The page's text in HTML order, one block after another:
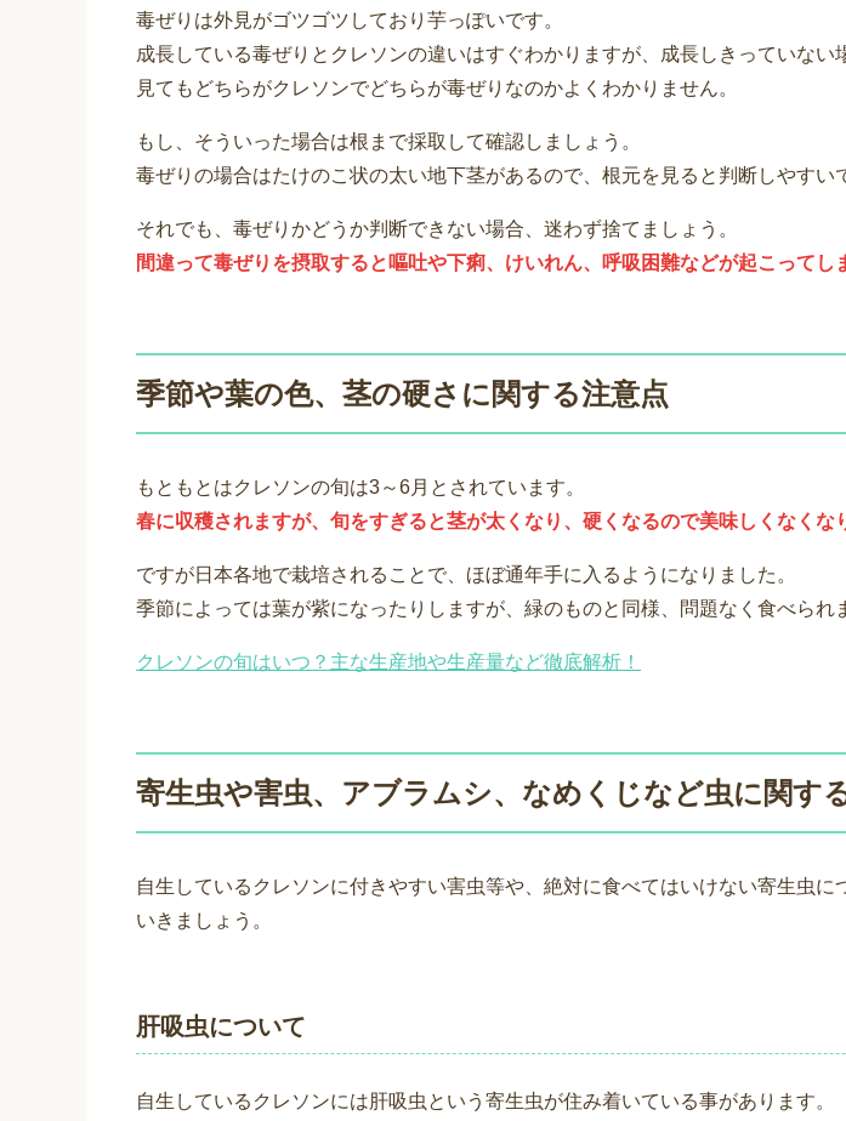
毒ぜりは外見がゴツゴツしており芋っぽいです。
成長している毒ぜりとクレソンの違いはすぐわかりますが、成長しきっていない
見てもどちらがクレソンでどちらが毒ぜりなのかよくわかりません。
もし、そういった場合は根まで採取して確認しましょう。
毒ぜりの場合はたけのこ状の太い地下茎があるので、根元を見ると判断しやすい
それでも、毒ぜりかどうか判断できない場合、迷わず捨てましょう。
間違って毒ぜりを摂取すると嘔吐や下痢、けいれん、呼吸困難などが起こってし
季節や葉の色、茎の硬さに関する注意点
もともとはクレソンの旬は3～6月とされています。
春に収穫されますが、旬をすぎると茎が太くなり、硬くなるので美味しくなくな
ですが日本各地で栽培されることで、ほぼ通年手に入るようになりました。
季節によっては葉が紫になったりしますが、緑のものと同様、問題なく食べられ
クレソンの旬はいつ？主な生産地や生産量など徹底解析！
寄生虫や害虫、アブラムシ、なめくじなど虫に関す
自生しているクレソンに付きやすい害虫等や、絶対に食べてはいけない寄生虫に
いきましょう。
肝吸虫について
自生しているクレソンには肝吸虫という寄生虫が住み着いている事があります。